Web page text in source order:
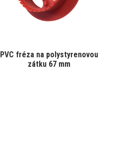
PVC fréza na polystyrenovou
zátku 67 mm